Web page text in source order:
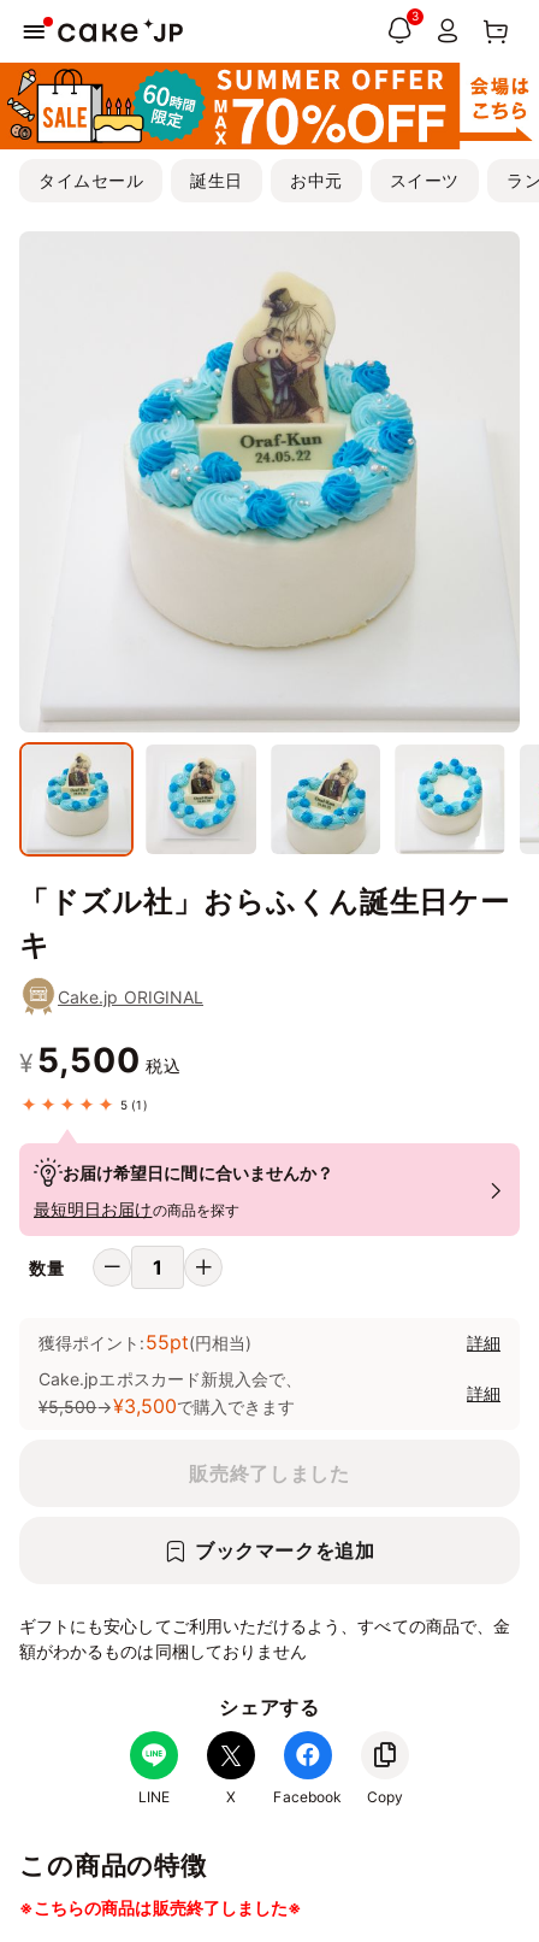
3
タイムセール 誕生日 お中元 スイーツ ラ
「ドズル社」おらふくん誕生日ケー
キ
Cake.jp ORIGINAL
¥ 5,500 税込
5 (1)
お届け希望日に間に合いませんか？
最短明日お届けの商品を探す
数量
獲得ポイント:55pt(円相当)
詳細
Cake.jpエポスカード新規入会で、
¥5,500→¥3,500で購入できます
詳細
販売終了しました
ブックマークを追加
ギフトにも安心してご利用いただけるよう、すべての商品で、金
額がわかるものは同梱しておりません
シェアする
LINE X Facebook Copy
この商品の特徴
※こちらの商品は販売終了しました※